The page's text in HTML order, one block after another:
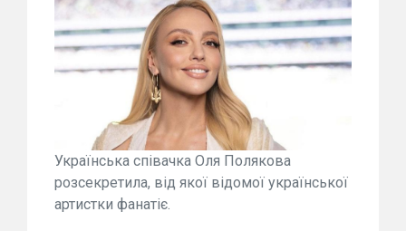
Українська співачка Оля Полякова
розсекретила, від якої відомої української
артистки фанатіє.